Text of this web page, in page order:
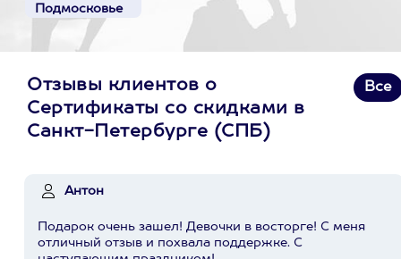
Подмосковье
Отзывы клиентов о
Сертификаты со скидками в
Санкт-Петербурге (СПБ)
Все
Антон
Подарок очень зашел! Девочки в восторге! С меня
отличный отзыв и похвала поддержке. С